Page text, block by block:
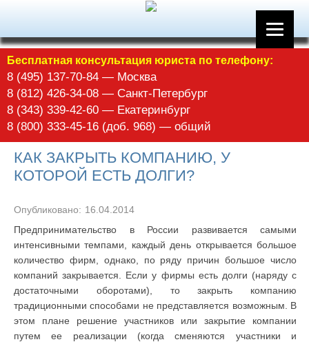
Бесплатная консультация юриста по телефону:
8 (495) 137-70-84 — Москва
8 (812) 426-34-08 — Санкт-Петербург
8 (343) 339-42-60 — Екатеринбург
8 (800) 333-45-16 (доб. 968) — общий
КАК ЗАКРЫТЬ КОМПАНИЮ, У
КОТОРОЙ ЕСТЬ ДОЛГИ?
Опубликовано: 16.04.2014
Предпринимательство в России развивается самыми
интенсивными темпами, каждый день открывается большое
количество фирм, однако, по ряду причин большое число
компаний закрывается. Если у фирмы есть долги (наряду с
достаточными оборотами), то закрыть компанию
традиционными способами не представляется возможным. В
этом плане решение участников или закрытие компании
путем ее реализации (когда сменяются участники и